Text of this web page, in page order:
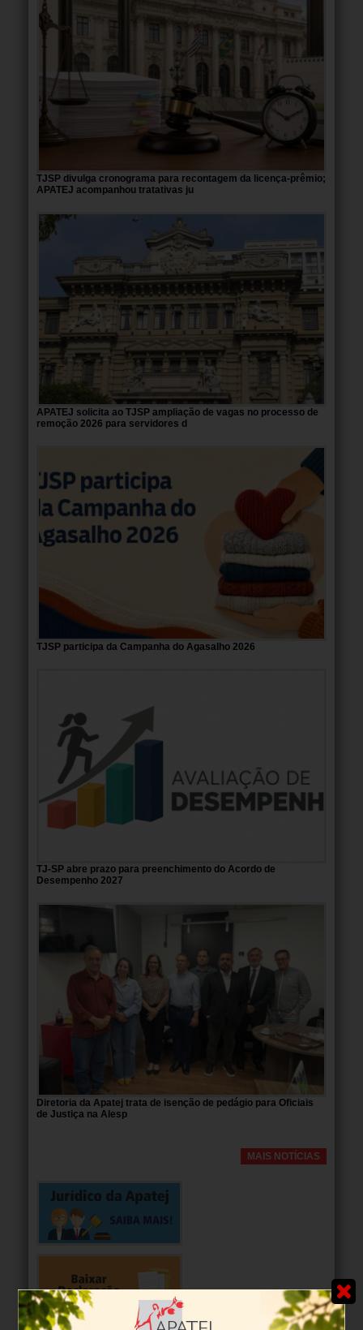
TJSP divulga cronograma para recontagem da licença-prêmio;
APATEJ acompanhou tratativas ju
APATEJ solicita ao TJSP ampliação de vagas no processo de
remoção 2026 para servidores d
TJSP participa da Campanha do Agasalho 2026
TJ-SP abre prazo para preenchimento do Acordo de
Desempenho 2027
Diretoria da Apatej trata de isenção de pedágio para Oficiais
de Justiça na Alesp
MAIS NOTÍCIAS